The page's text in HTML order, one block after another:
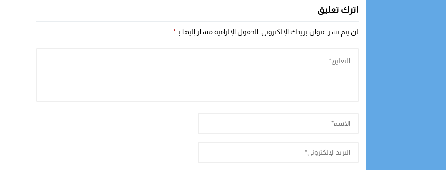
اترك تعليق
لن يتم نشر عنوان بريدك الإلكتروني. الحقول الإلزامية مشار إليها بـ *